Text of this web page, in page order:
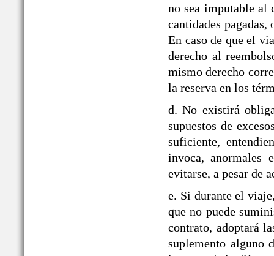
no sea imputable al
cantidades
En caso de que el
derecho al
mismo derecho
la reserva en los
d. No existirá
supuestos de
suficiente,
invoca, anormales
evitarse, a pesar de
e. Si durante el
que no puede
contrato, adoptará
suplemento alguno